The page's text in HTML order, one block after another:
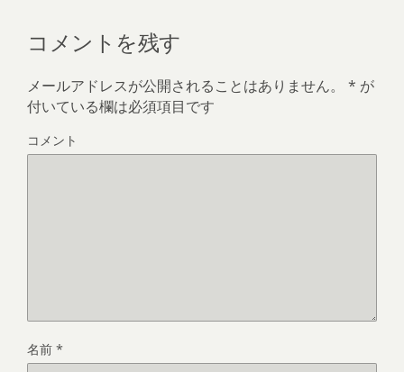
コメントを残す
メールアドレスが公開されることはありません。 * が
付いている欄は必須項目です
コメント
名前 *